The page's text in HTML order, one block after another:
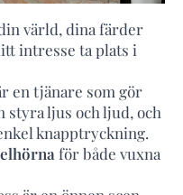
värld, dina färder
intresse ta plats i
en tjänare som gör
styra ljus och ljud, och
knapptryckning.
för både vuxna